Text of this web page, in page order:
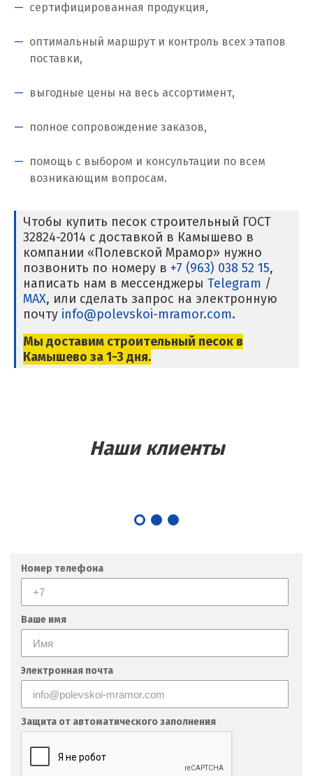
Когалым
Коелга
Королёв
Кострома
Красногорск
Краснотурьинск
Красноуфимск
Красноярск
Крым
Кузино
Лыткарино
Люберцы
М
Магнитогорск
Махачкала
Медведевка
сертифицированная продукция,
оптимальный маршрут и контроль всех этапов
поставки,
выгодные цены на весь ассортимент,
полное сопровождение заказов,
помощь с выбором и консультации по всем
возникающим вопросам.
Чтобы купить песок строительный ГОСТ
32824-2014 с доставкой в Камышево в
компании «Полевской Мрамор» нужно
позвонить по номеру в +7 (963) 038 52 15,
написать нам в мессенджеры Telegram /
MAX, или сделать запрос на электронную
почту info@polevskoi-mramor.com.
Мы доставим строительный песок в
Камышево за 1-3 дня.
Наши клиенты
Номер телефона
Ваше имя
Электронная почта
Защита от автоматического заполнения